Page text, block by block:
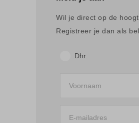
Wil je direct op de
Registreer je dan als
Dhr.
Voornaam
E-mailadres